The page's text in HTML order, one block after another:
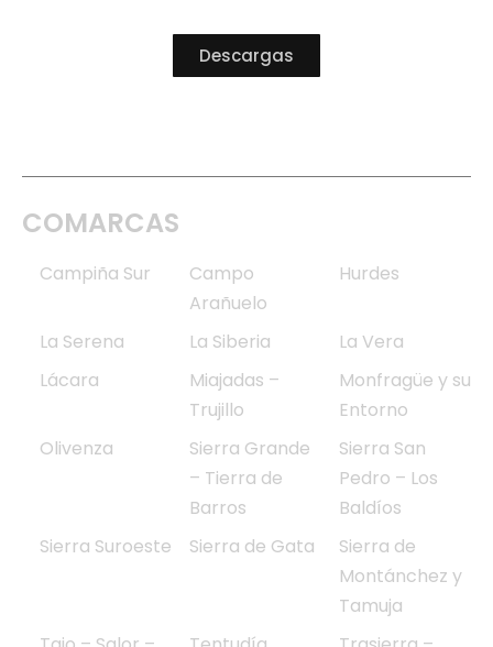
Descargas
COMARCAS
Campiña Sur
Campo
Arañuelo
Hurdes
La Serena La Siberia
La Vera
Lácara
Miajadas –
Trujillo
Monfragüe y su
Entorno
Olivenza
Sierra Grande
– Tierra de
Barros
Sierra San
Pedro – Los
Baldíos
Sierra Suroeste
Sierra de Gata
Sierra de
Montánchez y
Tamuja